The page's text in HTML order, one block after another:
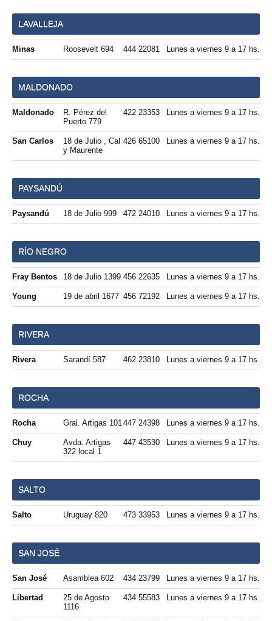
LAVALLEJA
Minas Roosevelt 694 444 22081 Lunes a viernes 9 a 17 hs.
MALDONADO
Maldonado
R. Pérez del
Puerto 779
422 23353 Lunes a viernes 9 a 17 hs.
San Carlos
18 de Julio , Cal
y Maurente
426 65100 Lunes a viernes 9 a 17 hs.
PAYSANDÚ
Paysandú 18 de Julio 999 472 24010 Lunes a viernes 9 a 17 hs.
RÍO NEGRO
Fray Bentos 18 de Julio 1399 456 22635 Lunes a viernes 9 a 17 hs.
Young 19 de abril 1677 456 72192 Lunes a viernes 9 a 17 hs.
RIVERA
Rivera Sarandí 587 462 23810 Lunes a viernes 9 a 17 hs.
ROCHA
Rocha Gral. Artigas 101447 24398 Lunes a viernes 9 a 17 hs.
Chuy
Avda. Artigas
322 local 1
447 43530 Lunes a viernes 9 a 17 hs.
SALTO
Salto Uruguay 820 473 33953 Lunes a viernes 9 a 17 hs.
SAN JOSÉ
San José Asamblea 602 434 23799 Lunes a viernes 9 a 17 hs.
Libertad
25 de Agosto
1116
434 55583 Lunes a viernes 9 a 17 hs.